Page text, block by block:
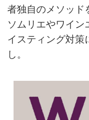
者独自のメソッド
ソムリエやワイン
イスティング対策
し。